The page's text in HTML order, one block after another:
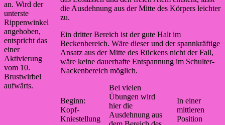
an. Wird der
unterste
Rippenwinkel
angehoben,
entspricht das
einer
Aktivierung
vom 10.
Brustwirbel
aufwärts.
die Ausdehnung aus der Mitte des Körpers leichter
zu.
Ein dritter Bereich ist der gute Halt im
Beckenbereich. Wäre dieser und der spannkräftige
Ansatz aus der Mitte des Rückens nicht der Fall,
wäre keine dauerhafte Entspannung im Schulter-
Nackenbereich möglich.
In einer
mittleren
Position
Beginn:
Kopf-
Kniestellung
Bei vielen
Übungen wird
hier die
Ausdehnung aus